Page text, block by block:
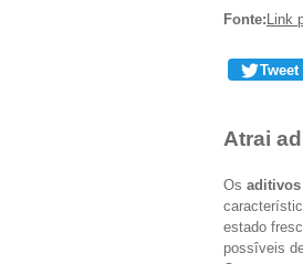
Fonte: Link
Tweet
Atrai
Os
estado
possîveis